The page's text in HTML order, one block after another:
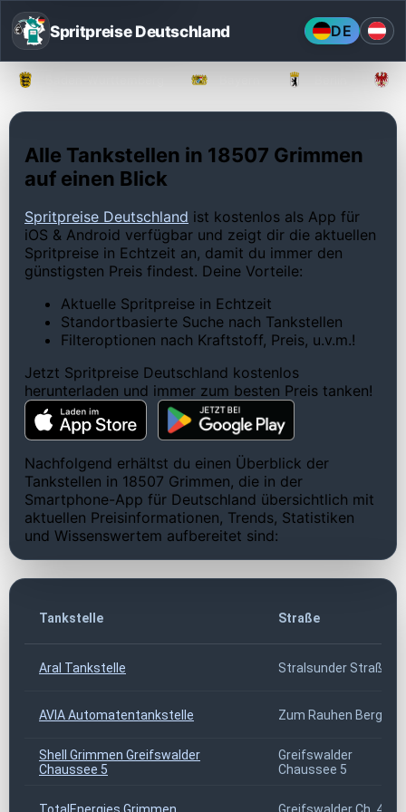
Spritpreise Deutschland DE
Alle Tankstellen in 18507 Grimmen
auf einen Blick
Spritpreise Deutschland ist kostenlos als App für
iOS & Android verfügbar und zeigt dir die aktuellen
Spritpreise in Echtzeit an, damit du immer den
günstigsten Preis findest. Deine Vorteile:
Aktuelle Spritpreise in Echtzeit
Standortbasierte Suche nach Tankstellen
Filteroptionen nach Kraftstoff, Preis, u.v.m.!
Jetzt Spritpreise Deutschland kostenlos
herunterladen und immer zum besten Preis tanken!
Nachfolgend erhältst du einen Überblick der
Tankstellen in 18507 Grimmen, die in der
Smartphone-App für Deutschland übersichtlich mit
aktuellen Preisinformationen, Trends, Statistiken
und Wissenswertem aufbereitet sind:
Tankstelle Straße
Aral Tankstelle Stralsunder Straße
AVIA Automatentankstelle Zum Rauhen Berg 40
Shell Grimmen Greifswalder
Chaussee 5
Greifswalder
Chaussee 5
TotalEnergies Grimmen Greifswalder Ch. 4